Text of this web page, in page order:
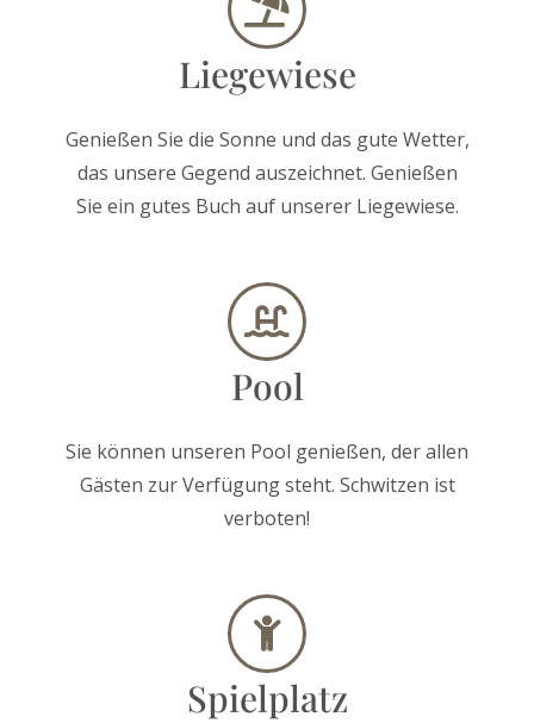
Liegewiese
Genießen Sie die Sonne und das gute Wetter,
das unsere Gegend auszeichnet. Genießen
Sie ein gutes Buch auf unserer Liegewiese.
Pool
Sie können unseren Pool genießen, der allen
Gästen zur Verfügung steht. Schwitzen ist
verboten!
Spielplatz